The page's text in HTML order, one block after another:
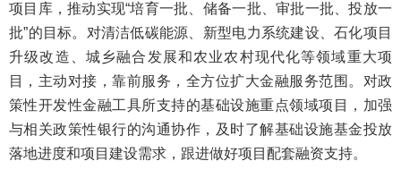
项目库，推动实现“培育一批、储备一批、审批一批、投放一
批”的目标。对清洁低碳能源、新型电力系统建设、石化项目
升级改造、城乡融合发展和农业农村现代化等领域重大项
目，主动对接，靠前服务，全方位扩大金融服务范围。对政
策性开发性金融工具所支持的基础设施重点领域项目，加强
与相关政策性银行的沟通协作，及时了解基础设施基金投放
落地进度和项目建设需求，跟进做好项目配套融资支持。